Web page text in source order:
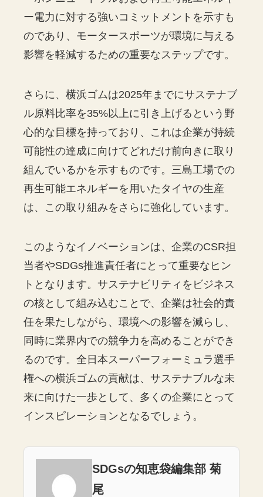
ー電力に対する強いコミットメントを示すも
のであり、モータースポーツが環境に与える
影響を軽減するための重要なステップです。
さらに、横浜ゴムは2025年までにサステナブ
ル原料比率を35%以上に引き上げるという野
心的な目標を持っており、これは企業が持続
可能性の達成に向けてどれだけ前向きに取り
組んでいるかを示すものです。三島工場での
再生可能エネルギーを用いたタイヤの生産
は、この取り組みをさらに強化しています。
このようなイノベーションは、企業のCSR担
当者やSDGs推進責任者にとって重要なヒン
トとなります。サステナビリティをビジネス
の核として組み込むことで、企業は社会的責
任を果たしながら、環境への影響を減らし、
同時に業界内での競争力を高めることができ
るのです。全日本スーパーフォーミュラ選手
権への横浜ゴムの貢献は、サステナブルな未
来に向けた一歩として、多くの企業にとって
インスピレーションとなるでしょう。
SDGsの知恵袋編集部 菊
尾